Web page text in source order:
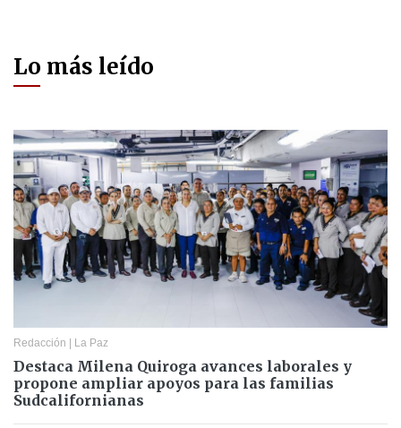
Lo más leído
Redacción La Paz
Destaca Milena Quiroga avances laborales y
propone ampliar apoyos para las familias
Sudcalifornianas